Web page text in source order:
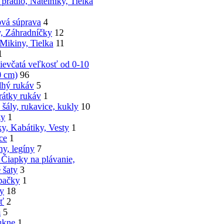
súprava 4
Záhradníčky 12
Tielka 11
veľkosť od 0-10
cm) 96
rukáv 5
rukáv 1
šály, rukavice, kukly 10
1
Kabátiky, Vesty 1
1
legíny 7
na plávanie,
šaty 3
1
18
2
5